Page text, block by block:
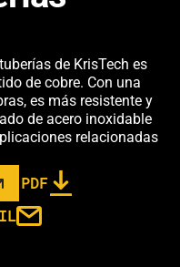
de KrisTech es
de cobre. Con una
es más resistente y
de acero inoxidable
relacionadas
LINK OPENS IN A
PDF